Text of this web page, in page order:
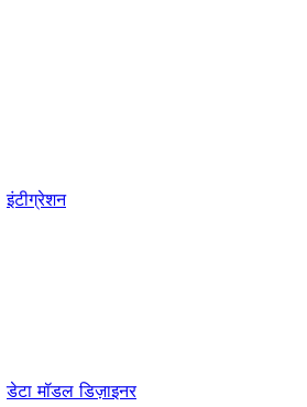
इंटीग्रेशन
डेटा मॉडल डिज़ाइनर